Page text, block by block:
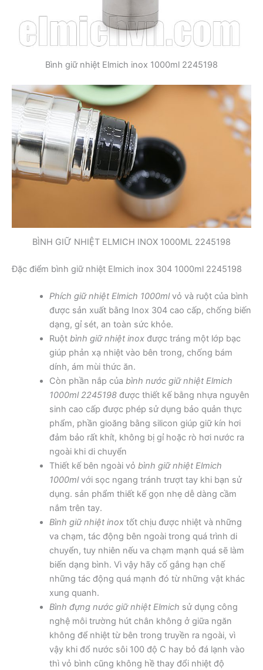
Bình giữ nhiệt Elmich inox 1000ml 2245198
BÌNH GIỮ NHIỆT ELMICH INOX 1000ML 2245198
Đặc điểm bình giữ nhiệt Elmich inox 304 1000ml 2245198
Phích giữ nhiệt Elmich 1000mlvỏ và ruột của bình
được sản xuất bằng Inox 304 cao cấp, chống biến
dạng, gỉ sét, an toàn sức khỏe.
Ruộtbình giữ nhiệt inoxđược tráng một lớp bạc
giúp phản xạ nhiệt vào bên trong, chống bám
dính, ám mùi thức ăn.
Còn phần nắp của bình nước giữ nhiệt Elmich
1000ml 2245198được thiết kế bằng nhựa nguyên
sinh cao cấp được phép sử dụng bảo quản thực
phẩm, phần gioăng bằng silicon giúp giữ kín hơi
đảm bảo rất khít, không bị gỉ hoặc rò hơi nước ra
ngoài khi di chuyển
Thiết kế bên ngoài vỏ bình giữ nhiệt Elmich
1000mlvới sọc ngang tránh trượt tay khi bạn sử
dụng. sản phẩm thiết kế gọn nhẹ dễ dàng cầm
nắm trên tay.
Bình giữ nhiệt inoxtốt chịu được nhiệt và những
va chạm, tác động bên ngoài trong quá trình di
chuyển, tuy nhiên nếu va chạm mạnh quá sẽ làm
biến dạng bình. Vì vậy hãy cố gắng hạn chế
những tác động quá mạnh đó từ những vật khác
xung quanh.
Bình đựng nước giữ nhiệt Elmich sử dụng công
nghệ môi trường hút chân không ở giữa ngăn
không để nhiệt từ bên trong truyền ra ngoài, vì
vậy khi đổ nước sôi 100 độ C hay bỏ đá lạnh vào
thì vỏ bình cũng không hề thay đổi nhiệt độ